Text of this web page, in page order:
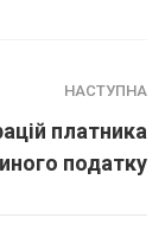
НАСТУПНА
платника
податку